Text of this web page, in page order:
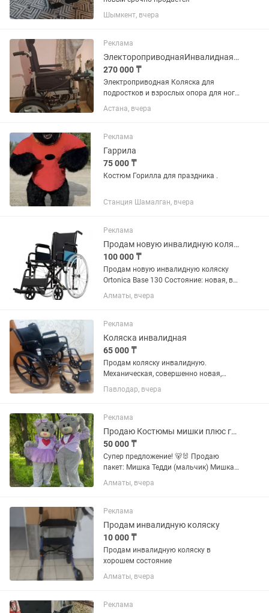
Шымкент, вчера
Реклама
ЭлектороприводнаяИнвалидная Коляска для людей с ограниченными возможностями
270 000 ₸
Электроприводная Коляска для
подростков и взрослых опора для ног
тоже есть аккумулятор зарядка на
аккумулятор есть б/у почти не
чуток большеватая
Астана, вчера
Реклама
Гаррила
75 000 ₸
Костюм Горилла для праздника .
Станция Шамалган, вчера
Реклама
Продам новую инвалидную коляску Ortonica Base 130
100 000 ₸
Продам новую инвалидную коляску
Ortonica Base 130 Состояние: новая, в
упаковке. Надежная и удобная
механическая инвалидная коляска для
учреждений. Отлично подойдет для...
Алматы, вчера
Реклама
Коляска инвалидная
65 000 ₸
Продам коляску инвалидную.
Механическая, совершенно новая,
комнатная. Не использовалась.
Павлодар, вчера
Реклама
Продаю Костюмы мишки плюс голова зайца
50 000 ₸
Супер предложение! 🐻🐰 Продаю
пакет: Мишка Тедди (мальчик) Мишка
Тедди (девочка) Голова зайца
(девочка) Все в хорошем состоянии,
фотосессии! 💰 Цена всего пакета:50
тысяч...
Алматы, вчера
Реклама
Продам инвалидную коляску
10 000 ₸
Продам инвалидную коляску в
хорошем состояние
Алматы, вчера
Реклама